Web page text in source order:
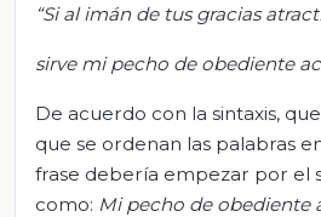
“Si al imán de tus gracias
sirve mi pecho de obediente
De acuerdo con la sintaxis,
que se ordenan las palabras
frase debería empezar por el
como: Mi pecho de obediente